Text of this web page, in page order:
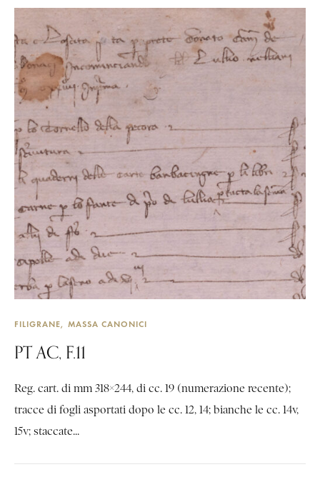
FILIGRANE MASSA CANONICI
PT AC, F.11
Reg. cart. di mm 318×244, di cc. 19 (numerazione recente);
tracce di fogli asportati dopo le cc. 12, 14; bianche le cc. 14v,
15v; staccate...